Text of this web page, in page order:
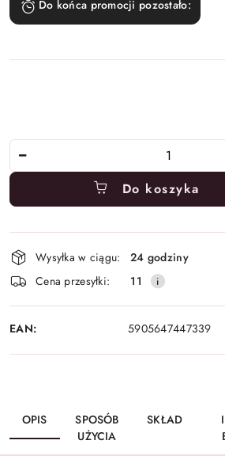
Do końca promocji pozostało:
Do koszyka
Dostępność
i
dostawa
Wysyłka w ciągu:
24 godziny
Cena przesyłki:
11
EAN: 5905647447339
OPIS
SPOSÓB
UŻYCIA
SKŁAD